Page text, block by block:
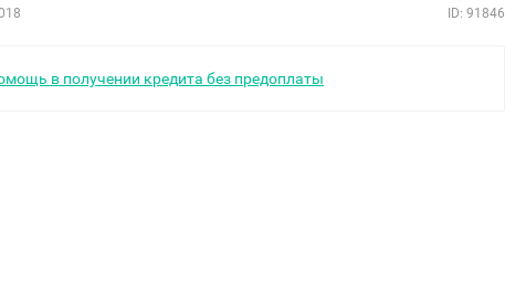
ID: 91846
в получении кредита без предоплаты